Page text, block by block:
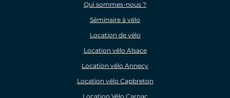
Qui sommes-nous ?
Séminaire à vélo
Location de vélo
Location vélo Alsace
Location vélo Annecy
Location vélo Capbreton
Location Vélo Carnac